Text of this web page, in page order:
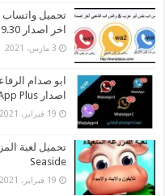
اخر اصدار whatsapp plus gold 9.30
3 مارس، 2021
اصدار WhatsApp Plus لابو صدام
19 فبراير، 2021
Seaside
19 فبراير، 2021